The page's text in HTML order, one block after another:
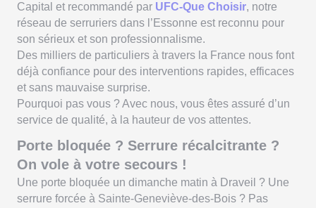
Capital et recommandé par UFC-Que Choisir, notre
réseau de serruriers dans l’Essonne est reconnu pour
son sérieux et son professionnalisme.
Des milliers de particuliers à travers la France nous font
déjà confiance pour des interventions rapides, efficaces
et sans mauvaise surprise.
Pourquoi pas vous ? Avec nous, vous êtes assuré d’un
service de qualité, à la hauteur de vos attentes.
Porte bloquée ? Serrure récalcitrante ?
On vole à votre secours !
Une porte bloquée un dimanche matin à Draveil ? Une
serrure forcée à Sainte-Geneviève-des-Bois ? Pas